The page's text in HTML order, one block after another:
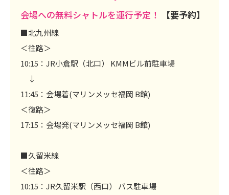
会場への無料シャトルを運行予定！ 【要予約】
■北九州線
＜往路＞
10:15：JR小倉駅（北口） KMMビル前駐車場
↓
11:45：会場着(マリンメッセ福岡 B館)
＜復路＞
17:15：会場発(マリンメッセ福岡 B館)
■久留米線
＜往路＞
10:15：JR久留米駅（西口） バス駐車場